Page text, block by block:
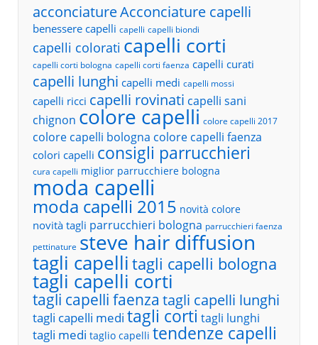
acconciatureAcconciature capelli
benessere capelli capelli capelli biondi
capelli colorati capelli corti
capelli corti bologna capelli corti faenza capelli curati
capelli lunghi capelli medi capelli mossi
capelli ricci capelli rovinati capelli sani
chignon colore capelli colore capelli 2017
colore capelli bologna colore capelli faenza
colori capelli consigli parrucchieri
cura capelli miglior parrucchiere bologna
moda capelli
moda capelli 2015 novità colore
novità tagli parrucchieri bologna parrucchieri faenza
pettinature steve hair diffusion
tagli capelli tagli capelli bologna
tagli capelli corti
tagli capelli faenza tagli capelli lunghi
tagli capelli medi tagli corti tagli lunghi
tagli medi taglio capelli tendenze capelli